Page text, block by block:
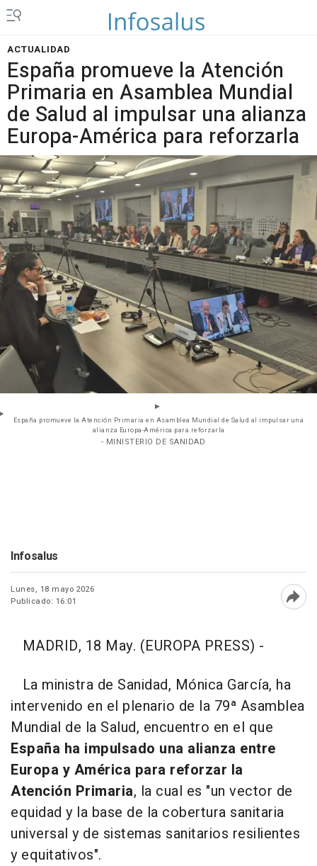
ACTUALIDAD
España promueve la Atención
Primaria en Asamblea Mundial
de Salud al impulsar una alianza
Europa-América para reforzarla
España promueve la Atención Primaria en Asamblea Mundial de Salud al impulsar una
alianza Europa-América para reforzarla
- MINISTERIO DE SANIDAD
Infosalus
Lunes, 18 mayo 2026
Publicado: 16:01
MADRID, 18 May. (EUROPA PRESS) -
La ministra de Sanidad, Mónica García, ha
intervenido en el plenario de la 79ª Asamblea
Mundial de la Salud, encuentro en el que
España ha impulsado una alianza entre
Europa y América para reforzar la
Atención Primaria, la cual es "un vector de
equidad y la base de la cobertura sanitaria
universal y de sistemas sanitarios resilientes
y equitativos".